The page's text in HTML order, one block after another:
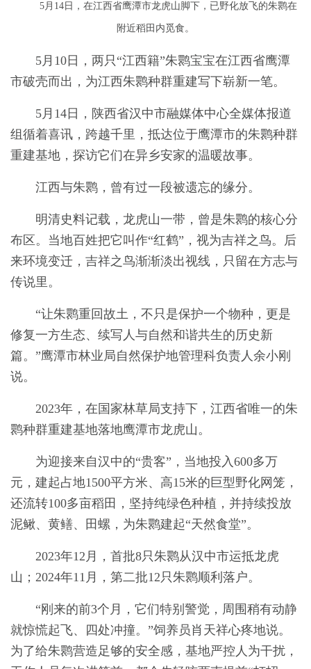
5月14日，在江西省鹰潭市龙虎山脚下，已野化放飞的朱鹮在
附近稻田内觅食。
5月10日，两只“江西籍”朱鹮宝宝在江西省鹰潭
市破壳而出，为江西朱鹮种群重建写下崭新一笔。
5月14日，陕西省汉中市融媒体中心全媒体报道
组循着喜讯，跨越千里，抵达位于鹰潭市的朱鹮种群
重建基地，探访它们在异乡安家的温暖故事。
江西与朱鹮，曾有过一段被遗忘的缘分。
明清史料记载，龙虎山一带，曾是朱鹮的核心分
布区。当地百姓把它叫作“红鹤”，视为吉祥之鸟。后
来环境变迁，吉祥之鸟渐渐淡出视线，只留在方志与
传说里。
“让朱鹮重回故土，不只是保护一个物种，更是
修复一方生态、续写人与自然和谐共生的历史新
篇。”鹰潭市林业局自然保护地管理科负责人余小刚
说。
2023年，在国家林草局支持下，江西省唯一的朱
鹮种群重建基地落地鹰潭市龙虎山。
为迎接来自汉中的“贵客”，当地投入600多万
元，建起占地1500平方米、高15米的巨型野化网笼，
还流转100多亩稻田，坚持纯绿色种植，并持续投放
泥鳅、黄鳝、田螺，为朱鹮建起“天然食堂”。
2023年12月，首批8只朱鹮从汉中市运抵龙虎
山；2024年11月，第二批12只朱鹮顺利落户。
“刚来的前3个月，它们特别警觉，周围稍有动静
就惊慌起飞、四处冲撞。”饲养员肖天祥心疼地说。
为了给朱鹮营造足够的安全感，基地严控人为干扰，